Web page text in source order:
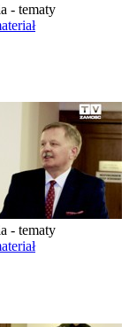
- tematy
- tematy